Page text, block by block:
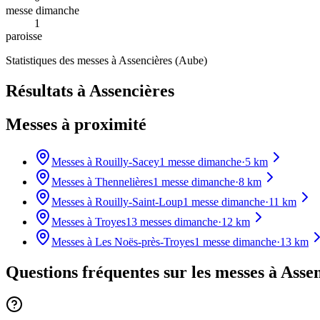
messe dimanche
1
paroisse
Statistiques des messes à Assencières (Aube)
Résultats à Assencières
Messes à proximité
Messes à Rouilly-Sacey1 messe dimanche·5 km
Messes à Thennelières1 messe dimanche·8 km
Messes à Rouilly-Saint-Loup1 messe dimanche·11 km
Messes à Troyes13 messes dimanche·12 km
Messes à Les Noës-près-Troyes1 messe dimanche·13 km
Questions fréquentes sur les messes à